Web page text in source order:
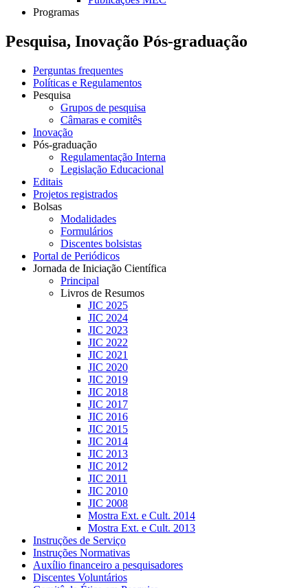
Programas
Pesquisa, Inovação Pós-graduação
Perguntas frequentes
Políticas e Regulamentos
Pesquisa
Grupos de pesquisa
Câmaras e comitês
Inovação
Pós-graduação
Regulamentação Interna
Legislação Educacional
Editais
Projetos registrados
Bolsas
Modalidades
Formulários
Discentes bolsistas
Portal de Periódicos
Jornada de Iniciação Científica
Principal
Livros de Resumos
JIC 2025
JIC 2024
JIC 2023
JIC 2022
JIC 2021
JIC 2020
JIC 2019
JIC 2018
JIC 2017
JIC 2016
JIC 2015
JIC 2014
JIC 2013
JIC 2012
JIC 2011
JIC 2010
JIC 2008
Mostra Ext. e Cult. 2014
Mostra Ext. e Cult. 2013
Instruções de Serviço
Instruções Normativas
Auxílio financeiro a pesquisadores
Discentes Voluntários